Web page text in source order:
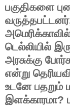
பகுதிகளை
டெல்லியில்
அரசுக்கு
என்று
உடனே பதறும்
இளக்காரமா?